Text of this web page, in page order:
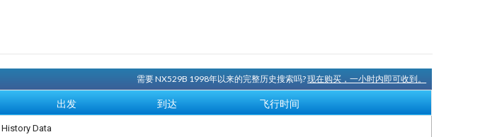
需要 NX529B 1998年以来的完整历史搜索吗?现在购买，一小时内即可收到。
出发 到达 飞行时间
Data